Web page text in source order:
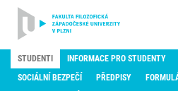
STUDENTI INFORMACE PRO STUDENTY
SOCIÁLNÍ BEZPEČÍ
PŘEDPISY